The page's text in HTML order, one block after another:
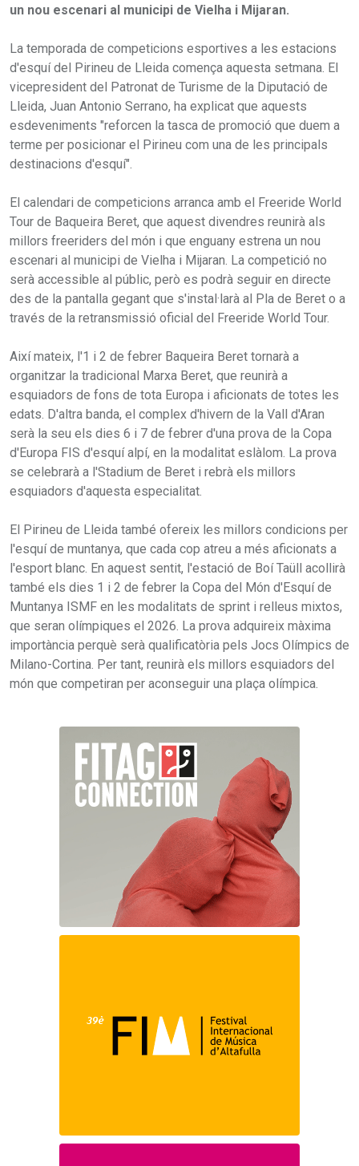
un nou escenari al municipi de Vielha i Mijaran.
La temporada de competicions esportives a les estacions
d'esquí del Pirineu de Lleida comença aquesta setmana. El
vicepresident del Patronat de Turisme de la Diputació de
Lleida, Juan Antonio Serrano, ha explicat que aquests
esdeveniments "reforcen la tasca de promoció que duem a
terme per posicionar el Pirineu com una de les principals
destinacions d'esquí".
El calendari de competicions arranca amb el Freeride World
Tour de Baqueira Beret, que aquest divendres reunirà als
millors freeriders del món i que enguany estrena un nou
escenari al municipi de Vielha i Mijaran. La competició no
serà accessible al públic, però es podrà seguir en directe
des de la pantalla gegant que s'instal·larà al Pla de Beret o a
través de la retransmissió oficial del Freeride World Tour.
Així mateix, l'1 i 2 de febrer Baqueira Beret tornarà a
organitzar la tradicional Marxa Beret, que reunirà a
esquiadors de fons de tota Europa i aficionats de totes les
edats. D'altra banda, el complex d'hivern de la Vall d'Aran
serà la seu els dies 6 i 7 de febrer d'una prova de la Copa
d'Europa FIS d'esquí alpí, en la modalitat eslàlom. La prova
se celebrarà a l'Stadium de Beret i rebrà els millors
esquiadors d'aquesta especialitat.
El Pirineu de Lleida també ofereix les millors condicions per
l'esquí de muntanya, que cada cop atreu a més aficionats a
l'esport blanc. En aquest sentit, l'estació de Boí Taüll acollirà
també els dies 1 i 2 de febrer la Copa del Món d'Esquí de
Muntanya ISMF en les modalitats de sprint i relleus mixtos,
que seran olímpiques el 2026. La prova adquireix màxima
importància perquè serà qualificatòria pels Jocs Olímpics de
Milano-Cortina. Per tant, reunirà els millors esquiadors del
món que competiran per aconseguir una plaça olímpica.